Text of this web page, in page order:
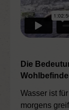
Die
Wasser ist
morgens